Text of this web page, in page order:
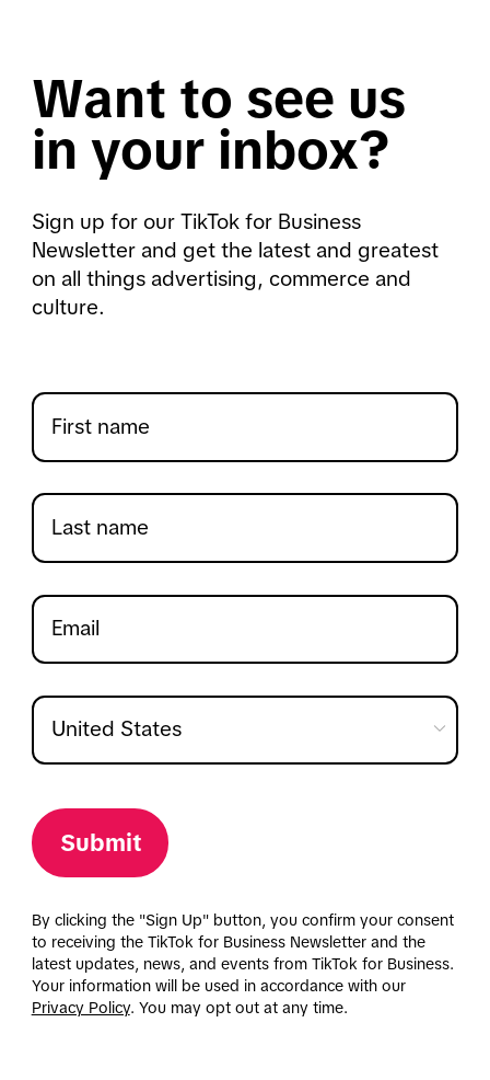
Want to see us
in your inbox?
Sign up for our TikTok for Business
Newsletter and get the latest and greatest
on all things advertising, commerce and
culture.
Submit
By clicking the "Sign Up" button, you confirm your consent
to receiving the TikTok for Business Newsletter and the
latest updates, news, and events from TikTok for Business.
Your information will be used in accordance with our
Privacy Policy. You may opt out at any time.